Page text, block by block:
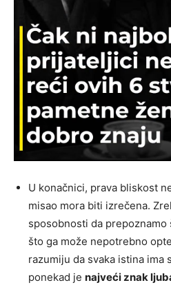
U konačnici, prava bliskost
misao mora biti izrečena.
sposobnosti da prepoznamo
što ga može nepotrebno
razumiju da svaka istina ima
ponekad je najveći znak